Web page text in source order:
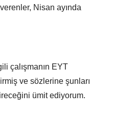
Nisan ayında
çalışmanın EYT
ve sözlerine şunları
ümit ediyorum.